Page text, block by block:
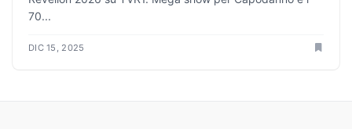
70...
DIC 15, 2025